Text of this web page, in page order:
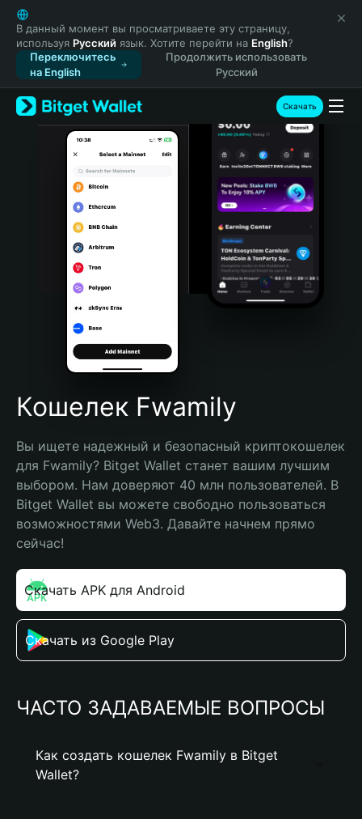
English
日本語
Tiếng Việt
Русский
Español (Latinoamérica)
Türkçe
Italiano
Português (Portugal)
Bahasa Indonesia
Português (Brasil)
Español (Argentina)
В данный момент вы просматриваете эту страницу,
используя Русский язык. Хотите перейти на English?
Переключитесь
на English
Продолжить использовать
Русский
Скачать
Кошелек Fwamily
Вы ищете надежный и безопасный криптокошелек
для Fwamily? Bitget Wallet станет вашим лучшим
выбором. Нам доверяют 40 млн пользователей. В
Bitget Wallet вы можете свободно пользоваться
возможностями Web3. Давайте начнем прямо
сейчас!
Скачать APK для Android
Скачать из Google Play
ЧАСТО ЗАДАВАЕМЫЕ ВОПРОСЫ
Как создать кошелек Fwamily в Bitget
Wallet?